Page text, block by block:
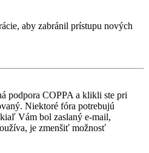
aby zabránil prístupu nových
podpora COPPA a klikli ste pri
Niektoré fóra potrebujú
Vám bol zaslaný e-mail,
je zmenšiť možnosť